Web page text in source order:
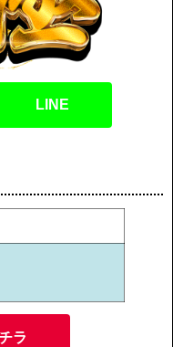
LINE
ラ